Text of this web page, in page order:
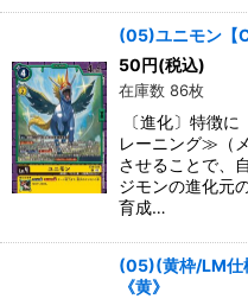
(05)ユニモン【
50円(税込)
在庫数 86枚
〔進化〕特徴
レーニング≫（
させることで、
ジモンの進化元
育成…
(05)(黄枠/LM
《黄》